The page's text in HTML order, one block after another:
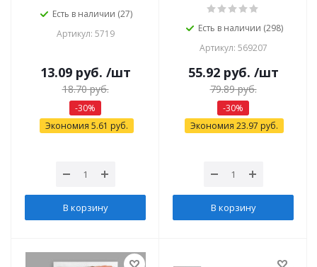
Есть в наличии (27)
Артикул: 5719
13.09руб. /шт
18.70руб.
-30%
Экономия 5.61 руб.
В корзину
Есть в наличии (298)
Артикул: 569207
55.92руб. /шт
79.89руб.
-30%
Экономия 23.97 руб.
В корзину